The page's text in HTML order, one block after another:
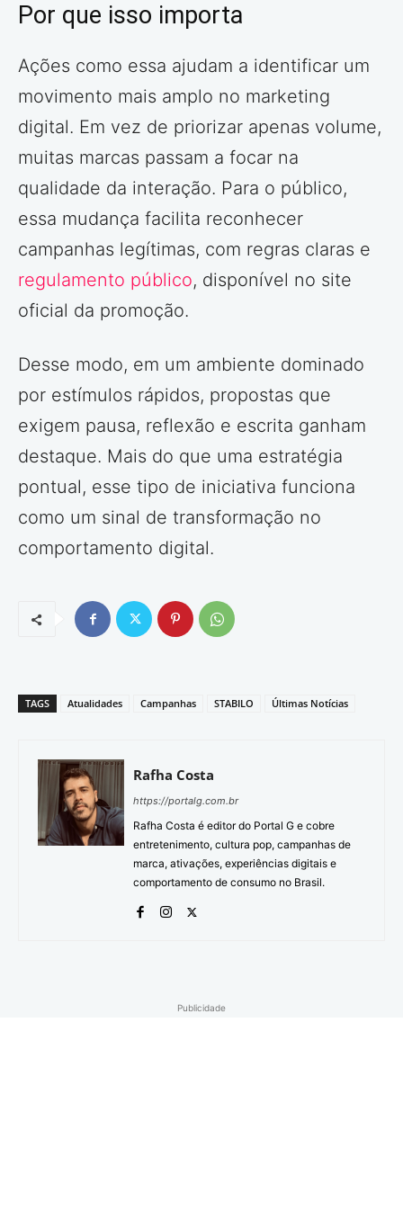
Por que isso importa
Ações como essa ajudam a identificar um
movimento mais amplo no marketing
digital. Em vez de priorizar apenas volume,
muitas marcas passam a focar na
qualidade da interação. Para o público,
essa mudança facilita reconhecer
campanhas legítimas, com regras claras e
regulamento público, disponível no site
oficial da promoção.
Desse modo, em um ambiente dominado
por estímulos rápidos, propostas que
exigem pausa, reflexão e escrita ganham
destaque. Mais do que uma estratégia
pontual, esse tipo de iniciativa funciona
como um sinal de transformação no
comportamento digital.
TAGS Atualidades Campanhas STABILO Últimas Notícias
Rafha Costa
https://portalg.com.br
Rafha Costa é editor do Portal G e cobre
entretenimento, cultura pop, campanhas de
marca, ativações, experiências digitais e
comportamento de consumo no Brasil.
Publicidade